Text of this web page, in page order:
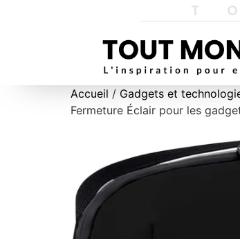
Accueil / Gadgets et
Fermeture Éclair pour les